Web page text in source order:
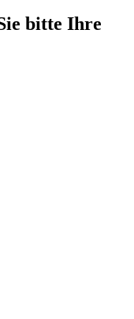
bitte Ihre